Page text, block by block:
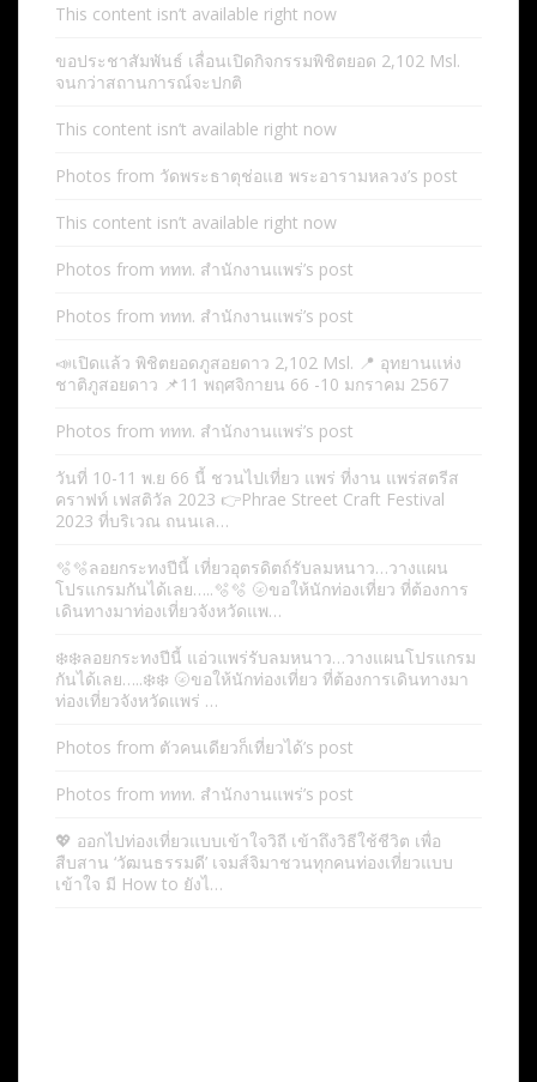
This content isn’t available right now
ขอประชาสัมพันธ์ เลื่อนเปิดกิจกรรมพิชิตยอด 2,102 Msl.
จนกว่าสถานการณ์จะปกติ
This content isn’t available right now
Photos from วัดพระธาตุช่อแฮ พระอารามหลวง’s post
This content isn’t available right now
Photos from ททท. สำนักงานแพร่’s post
Photos from ททท. สำนักงานแพร่’s post
📣เปิดแล้ว พิชิตยอดภูสอยดาว 2,102 Msl. 📍 อุทยานแห่ง
ชาติภูสอยดาว 📌11 พฤศจิกายน 66 -10 มกราคม 2567
Photos from ททท. สำนักงานแพร่’s post
วันที่ 10-11 พ.ย 66 นี้ ชวนไปเที่ยว แพร่ ที่งาน แพร่สตรีส
คราฟท์ เฟสติวัล 2023 👉Phrae Street Craft Festival
2023 ที่บริเวณ ถนนเล…
🫧🫧ลอยกระทงปีนี้ เที่ยวอุตรดิตถ์รับลมหนาว…วางแผน
โปรแกรมกันได้เลย…..🫧🫧 🌝ขอให้นักท่องเที่ยว ที่ต้องการ
เดินทางมาท่องเที่ยวจังหวัดแพ…
❄️❄️ลอยกระทงปีนี้ แอ่วแพร่รับลมหนาว…วางแผนโปรแกรม
กันได้เลย…..❄️❄️ 🌝ขอให้นักท่องเที่ยว ที่ต้องการเดินทางมา
ท่องเที่ยวจังหวัดแพร่ …
Photos from ตัวคนเดียวก็เที่ยวได้’s post
Photos from ททท. สำนักงานแพร่’s post
💖 ออกไปท่องเที่ยวแบบเข้าใจวิถี เข้าถึงวิธีใช้ชีวิต เพื่อ
สืบสาน ‘วัฒนธรรมดี’ เจมส์จิมาชวนทุกคนท่องเที่ยวแบบ
เข้าใจ มี How to ยังไ…